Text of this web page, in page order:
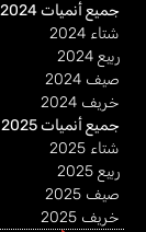
جميع أنميات 2024
شتاء 2024
ربيع 2024
صيف 2024
خريف 2024
جميع أنميات 2025
شتاء 2025
ربيع 2025
صيف 2025
خريف 2025